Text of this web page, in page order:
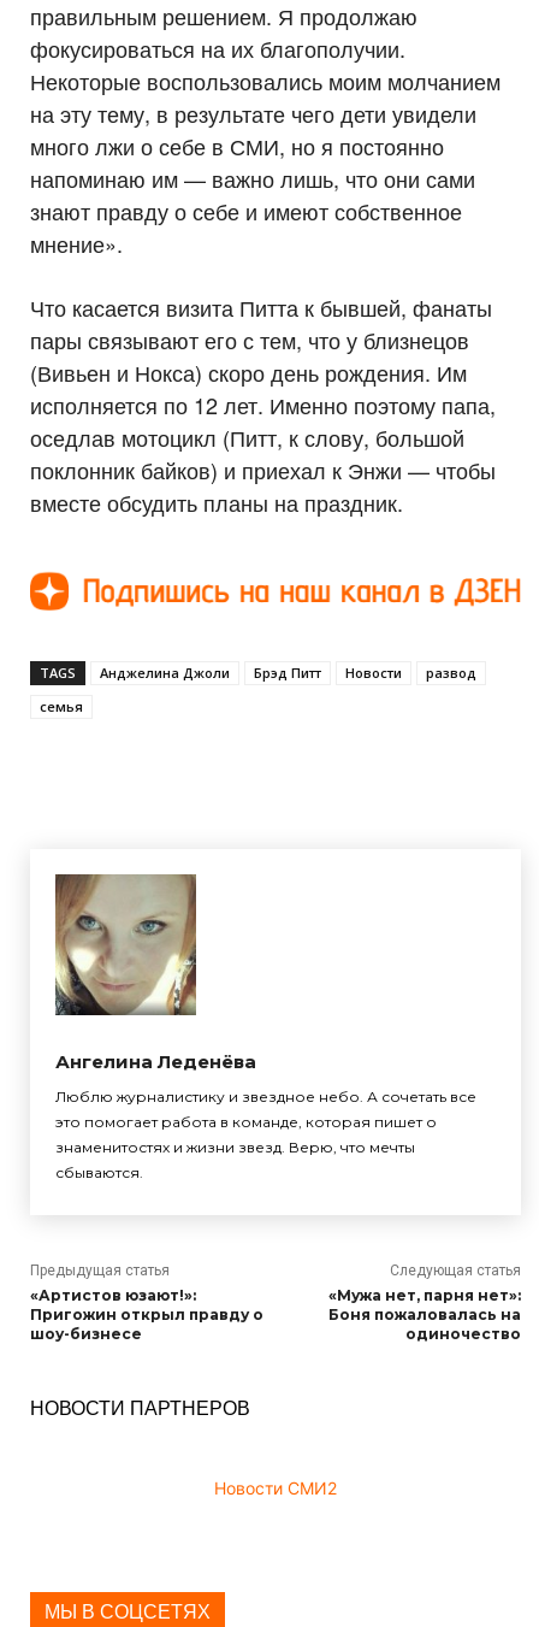
правильным решением. Я продолжаю
фокусироваться на их благополучии.
Некоторые воспользовались моим молчанием
на эту тему, в результате чего дети увидели
много лжи о себе в СМИ, но я постоянно
напоминаю им — важно лишь, что они сами
знают правду о себе и имеют собственное
мнение».
Что касается визита Питта к бывшей, фанаты
пары связывают его с тем, что у близнецов
(Вивьен и Нокса) скоро день рождения. Им
исполняется по 12 лет. Именно поэтому папа,
оседлав мотоцикл (Питт, к слову, большой
поклонник байков) и приехал к Энжи — чтобы
вместе обсудить планы на праздник.
TAGS Анджелина Джоли Брэд Питт Новости
развод
семья
Ангелина Леденёва
Люблю журналистику и звездное небо. А сочетать все
это помогает работа в команде, которая пишет о
знаменитостях и жизни звезд. Верю, что мечты
сбываются.
Предыдущая статья
«Артистов юзают!»:
Пригожин открыл правду о
шоу-бизнесе
Следующая статья
«Мужа нет, парня нет»:
Боня пожаловалась на
одиночество
НОВОСТИ ПАРТНЕРОВ
Новости СМИ2
МЫ В СОЦСЕТЯХ